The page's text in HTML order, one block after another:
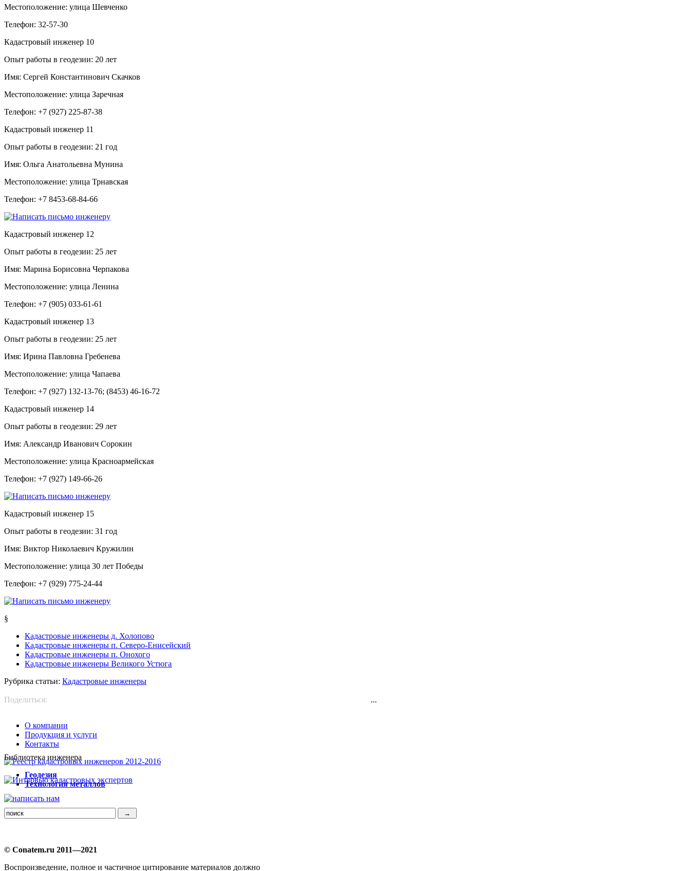
Местоположение: улица Шевченко
Телефон: 32-57-30
Кадастровый инженер 10
Опыт работы в геодезии: 20 лет
Имя: Сергей Константинович Скачков
Местоположение: улица Заречная
Телефон: +7 (927) 225-87-38
Кадастровый инженер 11
Опыт работы в геодезии: 21 год
Имя: Ольга Анатольевна Мунина
Местоположение: улица Трнавская
Телефон: +7 8453-68-84-66
Кадастровый инженер 12
Опыт работы в геодезии: 25 лет
Имя: Марина Борисовна Черпакова
Местоположение: улица Ленина
Телефон: +7 (905) 033-61-61
Кадастровый инженер 13
Опыт работы в геодезии: 25 лет
Имя: Ирина Павловна Гребенева
Местоположение: улица Чапаева
Телефон: +7 (927) 132-13-76; (8453) 46-16-72
Кадастровый инженер 14
Опыт работы в геодезии: 29 лет
Имя: Александр Иванович Сорокин
Местоположение: улица Красноармейская
Телефон: +7 (927) 149-66-26
Кадастровый инженер 15
Опыт работы в геодезии: 31 год
Имя: Виктор Николаевич Кружилин
Местоположение: улица 30 лет Победы
Телефон: +7 (929) 775-24-44
§
Кадастровые инженеры д. Холопово
Кадастровые инженеры п. Северо-Енисейский
Кадастровые инженеры п. Онохого
Кадастровые инженеры Великого Устюга
Рубрика статьи: Кадастровые инженеры
Поделиться: ...
О компании
Продукция и услуги
Контакты
Библиотека инженера
Геодезия
Технология металлов
© Conatem.ru 2011—2021
Воспроизведение, полное и частичное цитирование материалов должно